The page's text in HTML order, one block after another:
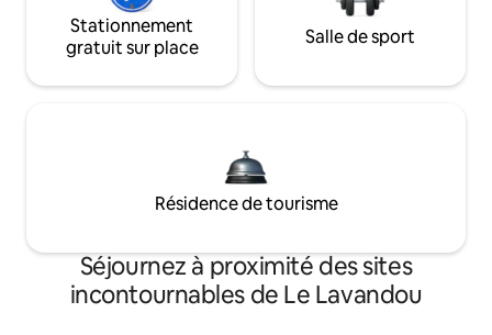
Stationnement
gratuit sur place
Salle de sport
Résidence de tourisme
Séjournez à proximité des sites
incontournables de Le Lavandou